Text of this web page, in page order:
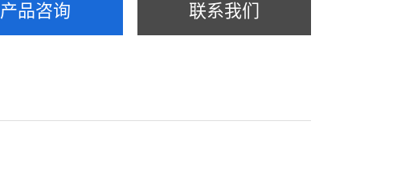
产品咨询 联系我们